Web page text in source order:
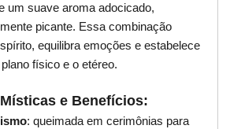
um suave aroma adocicado,
picante. Essa combinação
equilibra emoções e estabelece
físico e o etéreo.
e Benefícios:
: queimada em cerimônias para